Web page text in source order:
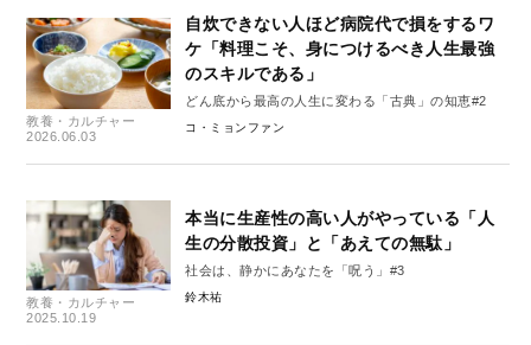
教養・カルチャー
2026.06.03
自炊できない人ほど病院代で損をするワ
ケ「料理こそ、身につけるべき人生最強
のスキルである」
どん底から最高の人生に変わる「古典」の知恵#2
コ・ミョンファン
教養・カルチャー
2025.10.19
本当に生産性の高い人がやっている「人
生の分散投資」と「あえての無駄」
社会は、静かにあなたを「呪う」#3
鈴木祐